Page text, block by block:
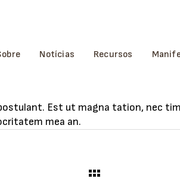
Notícias Recursos
Est ut magna tation, nec
mea an.